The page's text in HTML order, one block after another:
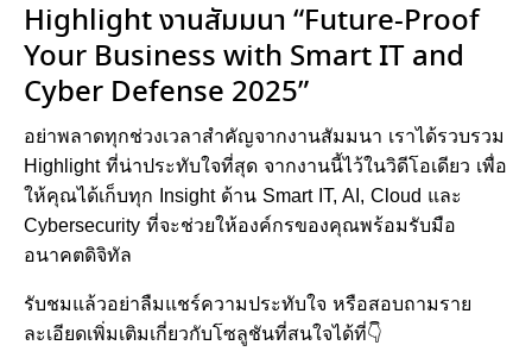
Highlight งานสัมมนา “Future-Proof
Your Business with Smart IT and
Cyber Defense 2025”
อย่าพลาดทุกช่วงเวลาสำคัญจากงานสัมมนา เราได้รวบรวม
Highlight ที่น่าประทับใจที่สุด จากงานนี้ไว้ในวิดีโอเดียว เพื่อ
ให้คุณได้เก็บทุก Insight ด้าน Smart IT, AI, Cloud และ
Cybersecurity ที่จะช่วยให้องค์กรของคุณพร้อมรับมือ
อนาคตดิจิทัล
รับชมแล้วอย่าลืมแชร์ความประทับใจ หรือสอบถามราย
ละเอียดเพิ่มเติมเกี่ยวกับโซลูชันที่สนใจได้ที่👇